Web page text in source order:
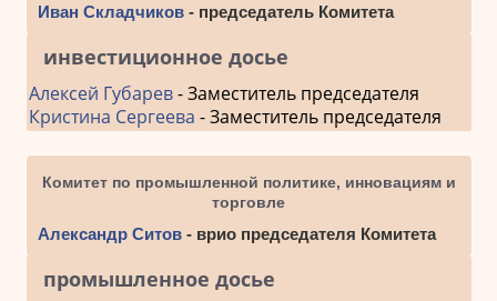
Иван Складчиков- председатель Комитета
инвестиционное досье
Алексей Губарев- Заместитель председателя
Кристина Сергеева - Заместитель председателя
Комитет по промышленной политике, инновациям и
торговле
Александр Ситов- врио председателя Комитета
промышленное досье